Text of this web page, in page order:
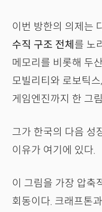
이번 방한의 의제는
수직 구조 전체 를 노
메모리를 비롯해 두
모빌리티와 로보틱
게임엔진까지 한 그
그가 한국의 다음 성
이유가 여기에 있다.
이 그림을 가장 압축
회동이다. 크래프톤